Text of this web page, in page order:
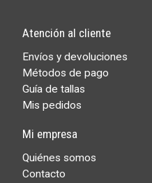
Atención al cliente
Envíos y devoluciones
Métodos de pago
Guía de tallas
Mis pedidos
Mi empresa
Quiénes somos
Contacto